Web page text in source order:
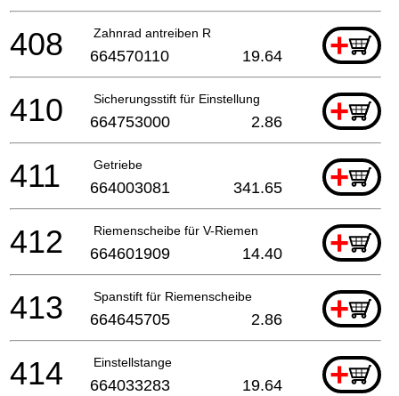
Zahnrad antreiben R +
408 664570110 19.64
Sicherungsstift für Einstellung +
410 664753000 2.86
Getriebe +
411 664003081 341.65
Riemenscheibe für V-Riemen +
412 664601909 14.40
Spanstift für Riemenscheibe +
413 664645705 2.86
Einstellstange +
414 664033283 19.64